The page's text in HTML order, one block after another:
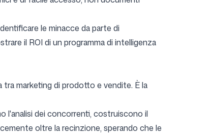
le minacce da parte di
il ROI di un programma di intelligenza
tra marketing di prodotto e vendite. È la
l'analisi dei concorrenti, costruiscono il
oltre la recinzione, sperando che le